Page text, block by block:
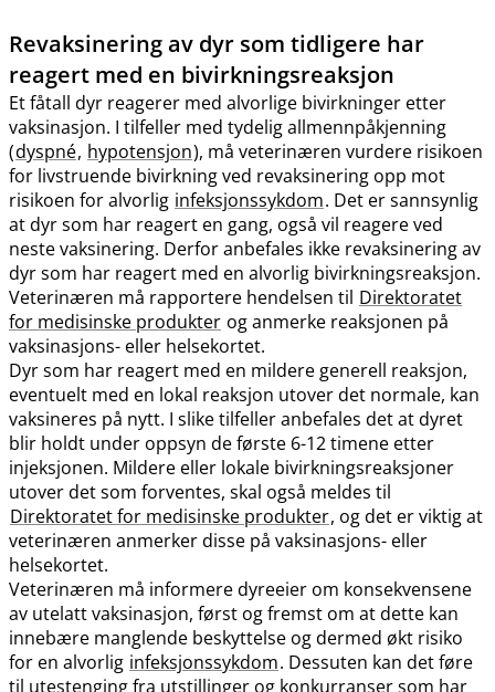
Revaksinering av dyr som tidligere har
reagert med en bivirkningsreaksjon
Et fåtall dyr reagerer med alvorlige bivirkninger etter
vaksinasjon. I tilfeller med tydelig allmennpåkjenning
(dyspné, hypotensjon), må veterinæren vurdere risikoen
for livstruende bivirkning ved revaksinering opp mot
risikoen for alvorlig infeksjonssykdom. Det er sannsynlig
at dyr som har reagert en gang, også vil reagere ved
neste vaksinering. Derfor anbefales ikke revaksinering av
dyr som har reagert med en alvorlig bivirkningsreaksjon.
Veterinæren må rapportere hendelsen til Direktoratet
for medisinske produkter og anmerke reaksjonen på
vaksinasjons- eller helsekortet.
Dyr som har reagert med en mildere generell reaksjon,
eventuelt med en lokal reaksjon utover det normale, kan
vaksineres på nytt. I slike tilfeller anbefales det at dyret
blir holdt under oppsyn de første 6-12 timene etter
injeksjonen. Mildere eller lokale bivirkningsreaksjoner
utover det som forventes, skal også meldes til
Direktoratet for medisinske produkter, og det er viktig at
veterinæren anmerker disse på vaksinasjons- eller
helsekortet.
Veterinæren må informere dyreeier om konsekvensene
av utelatt vaksinasjon, først og fremst om at dette kan
innebære manglende beskyttelse og dermed økt risiko
for en alvorlig infeksjonssykdom. Dessuten kan det føre
til utestenging fra utstillinger og konkurranser som har